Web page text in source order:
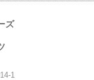
ズ
1